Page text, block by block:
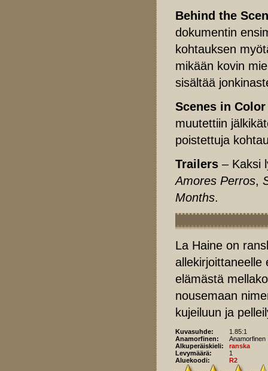
Behind the
dokumentin
kohtauksen
mikään kovin
sisältää
Scenes in Color
muutettiin
poistettuja
Trailers – Kaksi
Amores Perros,
Months.
La Haine on
allekirjoittaneelle
elämästä
nousemaan
kujeiluun ja
Kuvasuhde:
1.85:1
Anamorfinen:
Anamorfinen
Alkuperäiskieli:
ranska
Levymäärä:
1
Aluekoodi:
R2